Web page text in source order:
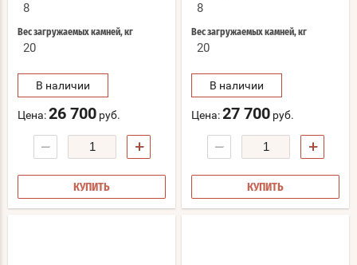
8
Вес загружаемых камней, кг
20
В наличии
Цена:26 700 руб.
− +
КУПИТЬ
8
Вес загружаемых камней, кг
20
В наличии
Цена:27 700 руб.
− +
КУПИТЬ